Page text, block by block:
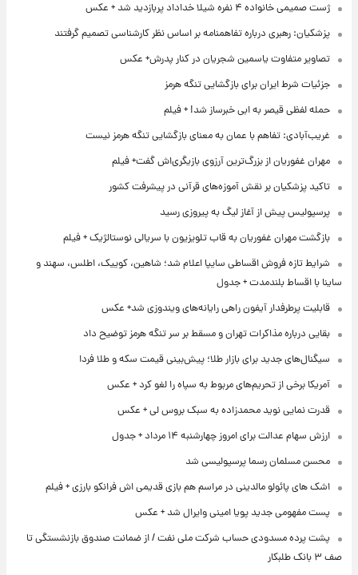
ژست صمیمی خانواده ۴ نفره شیلا خداداد پربازدید شد + عکس
پزشکیان: رهبری درباره تفاهمنامه بر اساس نظر کارشناسی تصمیم گرفتند
تصاویر متفاوت یاسمین شجریان در کنار پدرش+ عکس
جزئیات شرط ایران برای بازگشایی تنگه هرمز
حمله لفظی قیصر به ابی خبرساز شد! + فیلم
غریب‌آبادی: تفاهم با عمان به معنای بازگشایی تنگه هرمز نیست
مهران غفوریان از بزرگ‌ترین آرزوی بازیگری‌اش گفت+ فیلم
تاکید پزشکیان بر نقش آموزه‌های قرآنی در پیشرفت کشور
پرسپولیس پیش از آغاز لیگ به پیروزی رسید
بازگشت مهران غفوریان به قاب تلویزیون با سریالی نوستالژیک + فیلم
شرایط تازه فروش اقساطی سایپا اعلام شد؛ شاهین، کوییک، اطلس، سهند و
ساینا با اقساط بلندمدت + جدول
قابلیت پرطرفدار آیفون راهی رایانه‌های ویندوزی شد+ عکس
بقایی درباره مذاکرات تهران و مسقط بر سر تنگه هرمز توضیح داد
سیگنال‌های جدید برای بازار طلا؛ پیش‌بینی قیمت سکه و طلا فردا
آمریکا برخی از تحریم‌های مربوط به سپاه را لغو کرد + عکس
قدرت نمایی نوید محمدزاده به سبک بروس لی + عکس
ارزش سهام عدالت برای امروز چهارشنبه ۱۴ مرداد + جدول
محسن مسلمان رسما پرسپولیسی شد
اشک های پائولو مالدینی در مراسم هم بازی قدیمی اش فرانکو بارزی + فیلم
پست مفهومی جدید پویا امینی وایرال شد + عکس
پشت پرده‌ مسدودی حساب شرکت ملی نفت / از ضمانت صندوق بازنشستگی تا
صف ۳ بانک طلبکار